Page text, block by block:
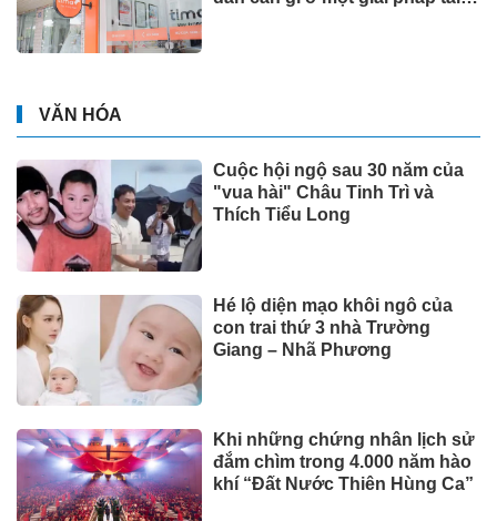
VĂN HÓA
Cuộc hội ngộ sau 30 năm của
"vua hài" Châu Tinh Trì và
Thích Tiểu Long
Hé lộ diện mạo khôi ngô của
con trai thứ 3 nhà Trường
Giang – Nhã Phương
Khi những chứng nhân lịch sử
đắm chìm trong 4.000 năm hào
khí “Đất Nước Thiên Hùng Ca”